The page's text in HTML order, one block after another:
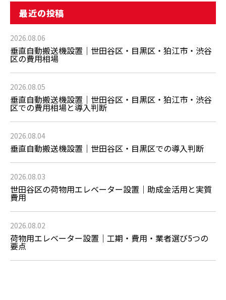
最近の投稿
2026.08.06
垂直自動搬送機設置｜世田谷区・目黒区・狛江市・渋谷
区の費用相場
2026.08.05
垂直自動搬送機設置｜世田谷区・目黒区・狛江市・渋谷
区での費用相場と導入判断
2026.08.04
垂直自動搬送機設置｜世田谷区・目黒区での導入判断
2026.08.03
世田谷区の荷物用エレベーター設置｜助成金活用と実質
費用
2026.08.02
荷物用エレベーター設置｜工期・費用・業者選び5つの
要点